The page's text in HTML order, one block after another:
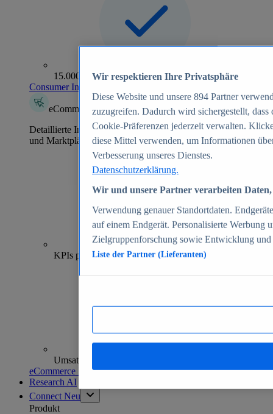
15.000+ Marken
Consumer Insights entdecken
eCommerce Insights
Detaillierte Informationen zu mehr als 39.000 Online-Shops
und Marktplätzen
70+
KPIs pro Shop
Umsatzanalysen und -prognosen
eCommerce Insights entdecken
Research AI
Connect Neu
Produkt
Wir respektieren Ihre Privatsphäre
Diese Website und unsere 894 Partner
zuzugreifen. Dadurch wird sichergestellt,
Cookie-Präferenzen jederzeit verwalten.
diese Mittel verwenden, um Informationen
Verbesserung unseres Dienstes.
Datenschutzerklärung.
Wir und unsere Partner verarbeiten
Verwendung genauer Standortdaten.
auf einem Endgerät. Personalisierte Werbung
Zielgruppenforschung sowie Entwicklung
Liste der Partner (Lieferanten)